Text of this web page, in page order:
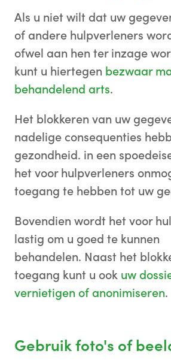
Als u niet wilt dat uw
of andere hulpverleners
ofwel aan hen ter inzage
kunt u hiertegen bezwaar
behandelend arts.
Het blokkeren van uw
nadelige consequenties
gezondheid. in een
het voor hulpverleners
toegang te hebben tot uw
Bovendien wordt het voor
lastig om u goed te kunnen
behandelen. Naast het
toegang kunt u ook uw
vernietigen of anonimiseren.
Gebruik foto's of